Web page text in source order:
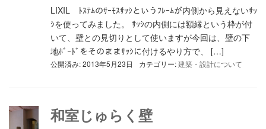
LIXIL ﾄｽﾃﾑのｻｰﾓｽｻｯｼというﾌﾚｰﾑが内側から見えないｻｯ
ｼを使ってみました。 ｻｯｼの内側には額縁という枠が付
いて、壁との見切りとして使いますが今回は、壁の下
地ﾎﾞｰﾄﾞをそのままｻｯｼに付けるやり方で、 […]
公開済み: 2013年5月23日 カテゴリー:建築・設計について
和室じゅらく壁